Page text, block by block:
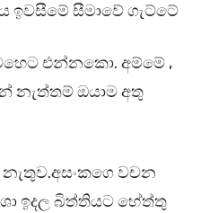
සීමාවේ ගැට්ටේ
එන්නකො. අම්මේ ,
නැත්තම් ඔයාම අතු
වචන
ඉදල බිත්තියට හේත්තු